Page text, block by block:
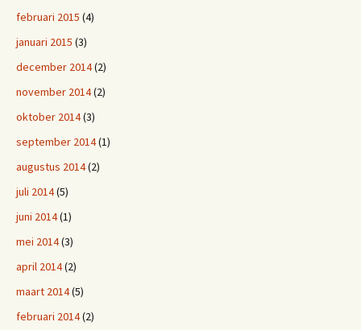
februari 2015 (4)
januari 2015 (3)
december 2014(2)
november 2014(2)
oktober 2014(3)
september 2014(1)
augustus 2014(2)
juli 2014(5)
juni 2014(1)
mei 2014(3)
april 2014(2)
maart 2014(5)
februari 2014(2)